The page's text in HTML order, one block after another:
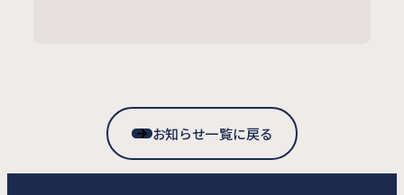
お知らせ一覧に戻る